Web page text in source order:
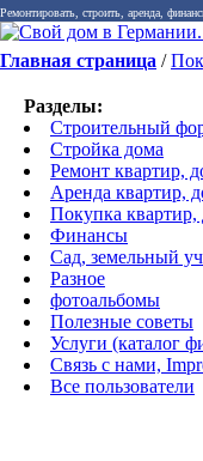
Ремонтировать, строить, аренда,
Главная страница /
Разделы:
Строительный
Стройка дома
Ремонт квартир,
Аренда квартир,
Покупка квартир,
Финансы
Сад, земельный
Разное
фотоальбомы
Полезные советы
Услуги (каталог
Связь с нами,
Все пользователи